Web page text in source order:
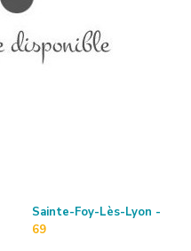
Sainte-Foy-Lès-Lyon -
69